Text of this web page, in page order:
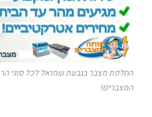
החלפת מצבר בגבעת שמואל לכל סוגי
המצברים!